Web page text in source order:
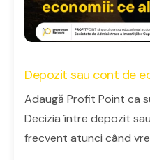
Depozit sau cont de
Adaugă Profit Point ca
Decizia între depozit
frecvent atunci când